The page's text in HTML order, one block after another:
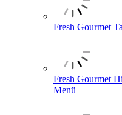
Fresh Gourmet
Fresh Gourmet
Menü